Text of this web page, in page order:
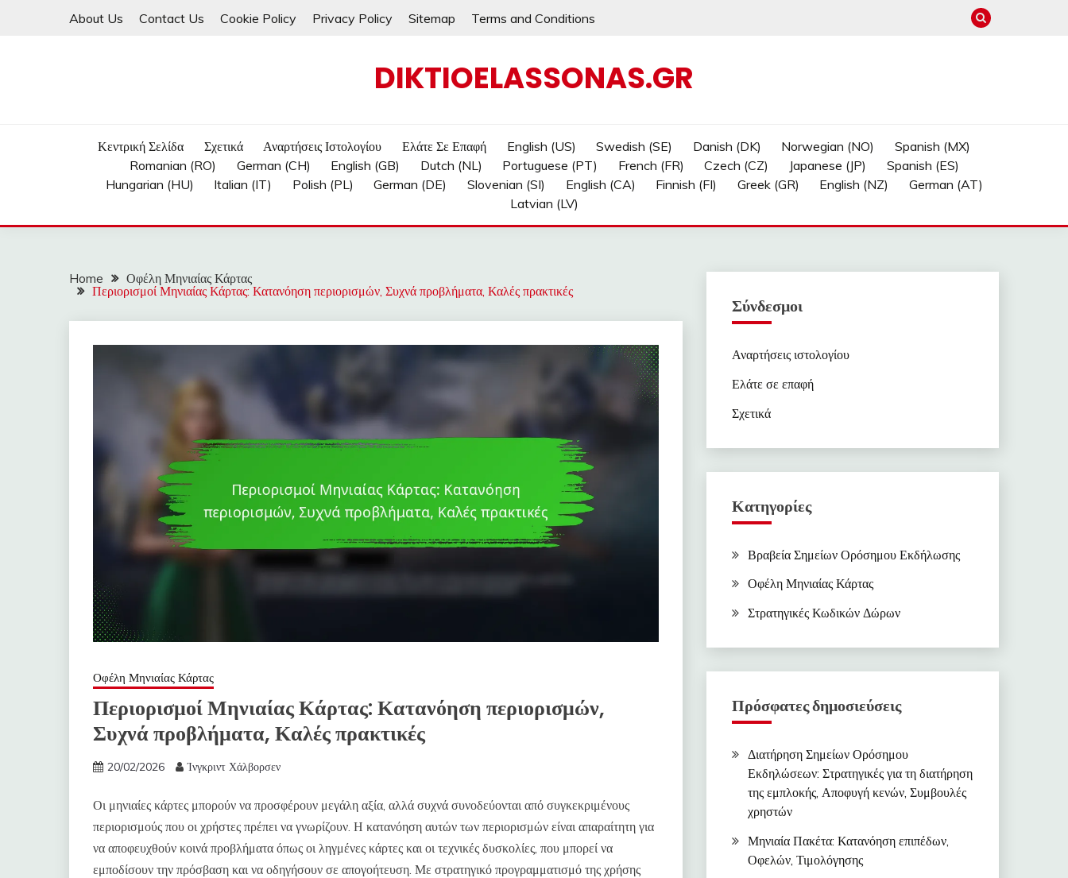
About Us Contact Us Cookie Policy Privacy Policy Sitemap Terms and Conditions
DIKTIOELASSONAS.GR
Κεντρική Σελίδα Σχετικά Αναρτήσεις Ιστολογίου Ελάτε Σε Επαφή English (US) Swedish (SE) Danish (DK) Norwegian (NO)
Spanish (MX)
Romanian (RO)
German (CH) English (GB) Dutch (NL) Portuguese (PT) French (FR) Czech (CZ) Japanese (JP)
Spanish (ES)
Hungarian (HU)
Italian (IT) Polish (PL) German (DE) Slovenian (SI) English (CA) Finnish (FI) Greek (GR) English (NZ)
German (AT)
Latvian (LV)
Home
Οφέλη Μηνιαίας Κάρτας
Περιορισμοί Μηνιαίας Κάρτας: Κατανόηση περιορισμών, Συχνά προβλήματα, Καλές πρακτικές
Οφέλη Μηνιαίας Κάρτας
Περιορισμοί Μηνιαίας Κάρτας: Κατανόηση περιορισμών,
Συχνά προβλήματα, Καλές πρακτικές
20/02/2026 Ίνγκριντ Χάλβορσεν
Οι μηνιαίες κάρτες μπορούν να προσφέρουν μεγάλη αξία, αλλά συχνά συνοδεύονται από συγκεκριμένους
περιορισμούς που οι χρήστες πρέπει να γνωρίζουν. Η κατανόηση αυτών των περιορισμών είναι απαραίτητη για
να αποφευχθούν κοινά προβλήματα όπως οι ληγμένες κάρτες και οι τεχνικές δυσκολίες, που μπορεί να
εμποδίσουν την πρόσβαση και να οδηγήσουν σε απογοήτευση. Με στρατηγικό προγραμματισμό της χρήσης
Σύνδεσμοι
Αναρτήσεις ιστολογίου
Ελάτε σε επαφή
Σχετικά
Κατηγορίες
Βραβεία Σημείων Ορόσημου Εκδήλωσης
Οφέλη Μηνιαίας Κάρτας
Στρατηγικές Κωδικών Δώρων
Πρόσφατες δημοσιεύσεις
Διατήρηση Σημείων Ορόσημου
Εκδηλώσεων: Στρατηγικές για τη διατήρηση
της εμπλοκής, Αποφυγή κενών, Συμβουλές
χρηστών
Μηνιαία Πακέτα: Κατανόηση επιπέδων,
Οφελών, Τιμολόγησης